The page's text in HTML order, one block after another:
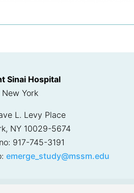
Sinai Hospital
New York
L. Levy Place
NY 10029-5674
917-745-3191
emerge_study@mssm.edu